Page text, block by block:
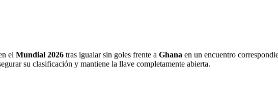
el Mundial 2026 tras igualar sin goles frente a Ghana en un encuentro
su clasificación y mantiene la llave completamente abierta.